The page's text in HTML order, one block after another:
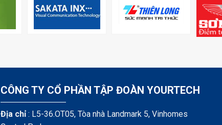
CÔNG TY CỔ PHẦN TẬP ĐOÀN YOURTECH
Địa chỉ: L5-36.OT05, Tòa nhà Landmark 5, Vinhomes